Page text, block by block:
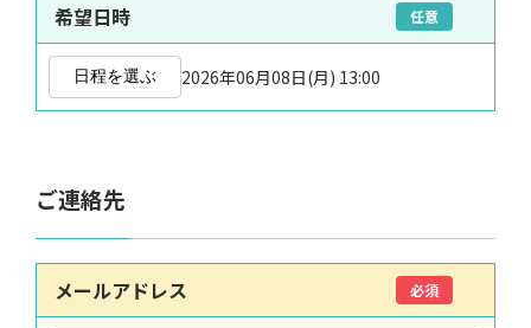
希望日時 任意
日程を選ぶ 2026年06月08日(月) 13:00
ご連絡先
メールアドレス 必須